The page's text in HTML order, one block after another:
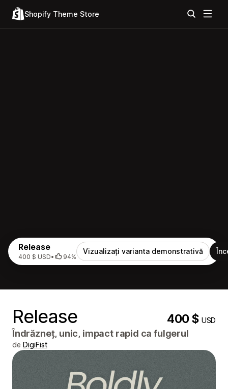
Shopify Theme Store
Release
400 $ USD• 94%
Vizualizați varianta demonstrativă
Release 400 $USD
Îndrăzneț, unic, impact rapid ca fulgerul
de DigiFist